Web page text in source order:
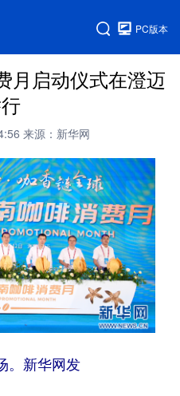
PC版本
月启动仪式在澄迈
来源：新华网
。新华网发